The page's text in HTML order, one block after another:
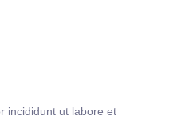
incididunt ut labore et